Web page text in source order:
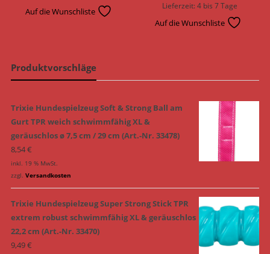
Auf die Wunschliste
Lieferzeit:4 bis 7 Tage
Auf die Wunschliste
Produktvorschläge
Trixie Hundespielzeug Soft & Strong Ball am
Gurt TPR weich schwimmfähig XL &
geräuschlos ø 7,5 cm / 29 cm (Art.-Nr. 33478)
8,54€
inkl. 19 % MwSt.
zzgl. Versandkosten
Trixie Hundespielzeug Super Strong Stick TPR
extrem robust schwimmfähig XL & geräuschlos
22,2 cm (Art.-Nr. 33470)
9,49€